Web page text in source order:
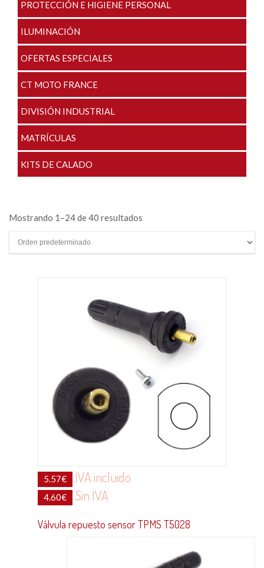
PROTECCIÓN E HIGIENE PERSONAL
ILUMINACIÓN
OFERTAS ESPECIALES
CT MOTO FRANCE
DIVISIÓN INDUSTRIAL
MATRÍCULAS
KITS DE CALADO
Mostrando 1–24 de 40 resultados
5.57€ IVA incluido
4.60€ Sin IVA
Válvula repuesto sensor TPMS T5028